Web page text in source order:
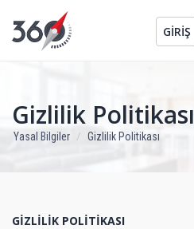
GİRİŞ
Gizlilik Politikası
Yasal Bilgiler Gizlilik Politikası
GİZLİLİK POLİTİKASI